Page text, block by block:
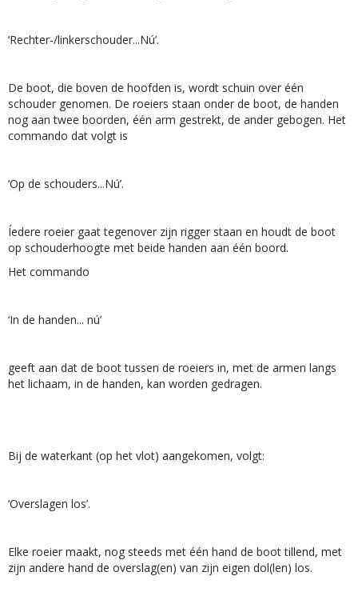
‘Rechter-/linkerschouder...Nú’.
De boot, die boven de hoofden is, wordt schuin over één
schouder genomen. De roeiers staan onder de boot, de handen
nog aan twee boorden, één arm gestrekt, de ander gebogen. Het
commando dat volgt is
‘Op de schouders...Nú’.
Íedere roeier gaat tegenover zijn rigger staan en houdt de boot
op schouderhoogte met beide handen aan één boord.
Het commando
‘In de handen... nú’
geeft aan dat de boot tussen de roeiers in, met de armen langs
het lichaam, in de handen, kan worden gedragen.
Bij de waterkant (op het vlot) aangekomen, volgt:
‘Overslagen los’.
Elke roeier maakt, nog steeds met één hand de boot tillend, met
zijn andere hand de overslag(en) van zijn eigen dol(len) los.